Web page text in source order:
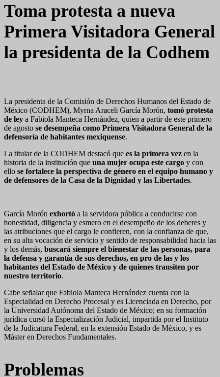
Toma protesta a nueva
Primera Visitadora General
la presidenta de la Codhem
La presidenta de la Comisión de Derechos Humanos del Estado de
México (CODHEM), Myrna Araceli García Morón, tomó protesta
de ley a Fabiola Manteca Hernández, quien a partir de este primero
de agosto se desempeña como Primera Visitadora General de la
defensoría de habitantes mexiquense.
La titular de la CODHEM destacó que es la primera vez en la
historia de la institución que una mujer ocupa este cargo y con
ello se fortalece la perspectiva de género en el equipo humano y
de defensores de la Casa de la Dignidad y las Libertades.
García Morón exhortó a la servidora pública a conducirse con
honestidad, diligencia y esmero en el desempeño de los deberes y
las atribuciones que el cargo le confieren, con la confianza de que,
en su alta vocación de servicio y sentido de responsabilidad hacia las
y los demás, buscará siempre el bienestar de las personas, para
la defensa y garantía de sus derechos, en pro de las y los
habitantes del Estado de México y de quienes transiten por
nuestro territorio.
Cabe señalar que Fabiola Manteca Hernández cuenta con la
Especialidad en Derecho Procesal y es Licenciada en Derecho, por
la Universidad Autónoma del Estado de México; en su formación
jurídica cursó la Especialización Judicial, impartida por el Instituto
de la Judicatura Federal, en la extensión Estado de México, y es
Máster en Derechos Fundamentales.
Problemas